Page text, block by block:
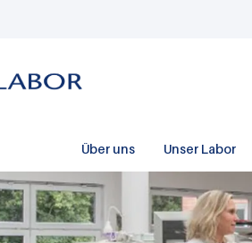
Über uns Unser Labor